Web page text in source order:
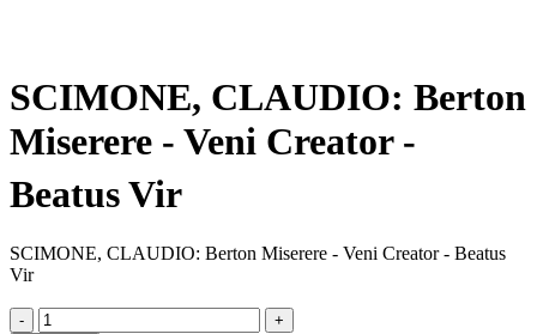
SCIMONE, CLAUDIO: Berton
Miserere - Veni Creator -
Beatus Vir
SCIMONE, CLAUDIO: Berton Miserere - Veni Creator - Beatus
Vir
-
+